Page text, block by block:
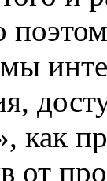
как
от